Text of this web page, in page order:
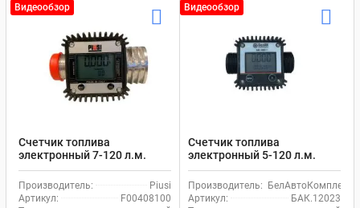
Видеообзор
Счетчик топлива
электронный 7-120 л.м.
Piusi K24-A M/F 1 BSP alum
F00408100 для бензина и
ДТ
Производитель:
Piusi
Артикул:
F00408100
Видеообзор
Счетчик топлива
электронный 5-120 л.м.
Белак бак 12023 для воды,
масла и ДТ
Производитель: БелАвтоКомплект
Артикул:
БАК.12023